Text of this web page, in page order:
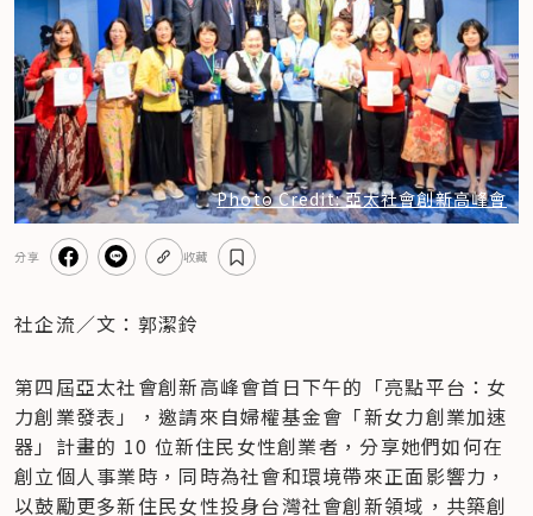
Photo Credit: 亞太社會創新高峰會
分享 收藏
社企流／文：郭潔鈴
第四屆亞太社會創新高峰會首日下午的「亮點平台：女
力創業發表」，邀請來自婦權基金會「新女力創業加速
器」計畫的 10 位新住民女性創業者，分享她們如何在
創立個人事業時，同時為社會和環境帶來正面影響力，
以鼓勵更多新住民女性投身台灣社會創新領域，共築創